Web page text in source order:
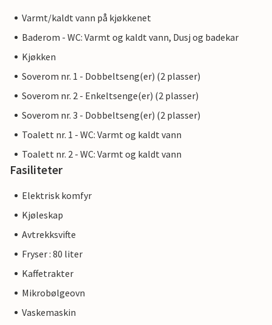
Varmt/kaldt vann på kjøkkenet
Baderom - WC: Varmt og kaldt vann, Dusj og badekar
Kjøkken
Soverom nr. 1 - Dobbeltseng(er) (2 plasser)
Soverom nr. 2 - Enkeltsenge(er) (2 plasser)
Soverom nr. 3 - Dobbeltseng(er) (2 plasser)
Toalett nr. 1 - WC: Varmt og kaldt vann
Toalett nr. 2 - WC: Varmt og kaldt vann
Fasiliteter
Elektrisk komfyr
Kjøleskap
Avtrekksvifte
Fryser : 80 liter
Kaffetrakter
Mikrobølgeovn
Vaskemaskin